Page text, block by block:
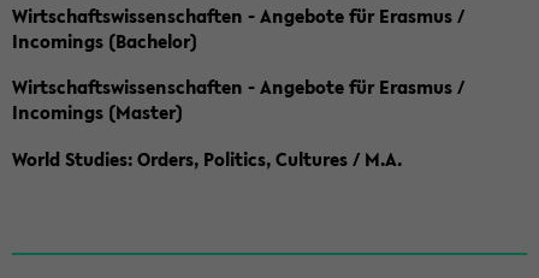
Wirtschaftswissenschaften - Angebote für Erasmus /
Incomings (Bachelor)
Wirtschaftswissenschaften - Angebote für Erasmus /
Incomings (Master)
World Studies: Orders, Politics, Cultures / M.A.